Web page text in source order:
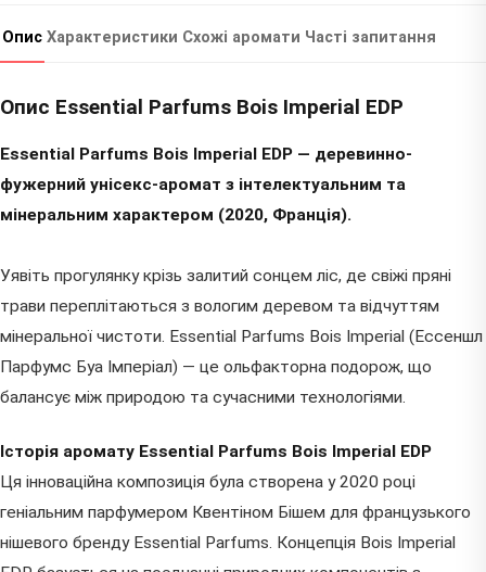
Опис Характеристики Схожі аромати Часті запитання
Опис Essential Parfums Bois Imperial EDP
Essential Parfums Bois Imperial EDP — деревинно-
фужерний унісекс-аромат з інтелектуальним та
мінеральним характером (2020, Франція).
Уявіть прогулянку крізь залитий сонцем ліс, де свіжі пряні
трави переплітаються з вологим деревом та відчуттям
мінеральної чистоти. Essential Parfums Bois Imperial (Ессеншл
Парфумс Буа Імперіал) — це ольфакторна подорож, що
балансує між природою та сучасними технологіями.
Історія аромату Essential Parfums Bois Imperial EDP
Ця інноваційна композиція була створена у 2020 році
геніальним парфумером Квентіном Бішем для французького
нішевого бренду Essential Parfums. Концепція Bois Imperial